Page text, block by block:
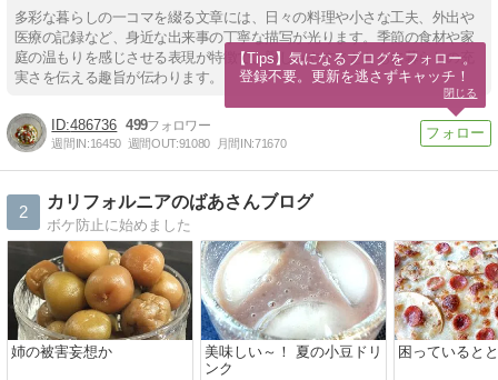
多彩な暮らしの一コマを綴る文章には、日々の料理や小さな工夫、外出や
医療の記録など、身近な出来事の丁寧な描写が光ります。季節の食材や家
庭の温もりを感じさせる表現が特徴で、親しみやすさとともに暮らしの充
実さを伝える趣旨が伝わります。
486736 499
週間IN:16450 週間OUT:91080 月間IN:71670
2
カリフォルニアのばあさんブログ
ボケ防止に始めました
姉の被害妄想か
美味しい～！ 夏の小豆ドリ
ンク
困っていると
【Tips】気になるブログをフォロー。
登録不要。更新を逃さずキャッチ！
閉じる